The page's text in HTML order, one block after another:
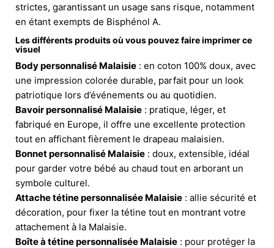
strictes, garantissant un usage sans risque, notamment
en étant exempts de Bisphénol A.
Les différents produits où vous pouvez faire imprimer ce
visuel
Body personnalisé Malaisie : en coton 100% doux, avec
une impression colorée durable, parfait pour un look
patriotique lors d’événements ou au quotidien.
Bavoir personnalisé Malaisie : pratique, léger, et
fabriqué en Europe, il offre une excellente protection
tout en affichant fièrement le drapeau malaisien.
Bonnet personnalisé Malaisie : doux, extensible, idéal
pour garder votre bébé au chaud tout en arborant un
symbole culturel.
Attache tétine personnalisée Malaisie : allie sécurité et
décoration, pour fixer la tétine tout en montrant votre
attachement à la Malaisie.
Boîte à tétine personnalisée Malaisie : pour protéger la